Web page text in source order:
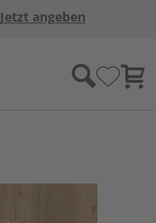
Jetzt angeben